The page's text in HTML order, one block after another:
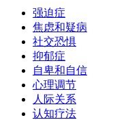
强迫症
焦虑和疑病
社交恐惧
抑郁症
自卑和自信
心理调节
人际关系
认知疗法